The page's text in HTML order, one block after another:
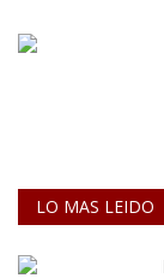
LO MAS LEIDO